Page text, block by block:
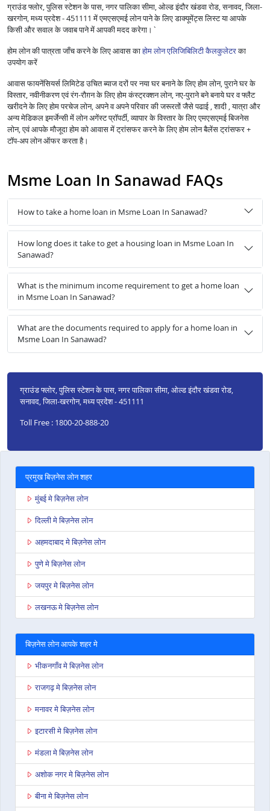
ग्राउंड फ्लोर, पुलिस स्टेशन के पास, नगर पालिका सीमा, ओल्ड इंदौर खंडवा रोड, सनावद, जिला-
खरगोन, मध्य प्रदेश - 451111 में एमएसएमई लोन पाने के लिए डाक्यूमेंट्स लिस्ट या आपके
किसी और सवाल के जवाब पाने में आपकी मदद करेगा।`
होम लोन की पात्रता जाँच करने के लिए आवास काहोम लोन एलिजिबिलिटी कैलकुलेटरका
उपयोग करें
आवास फायनेंसियर्स लिमिटेड उचित ब्याज दरों पर नया घर बनाने के लिए होम लोन, पुराने घर के
विस्तार, नवीनीकरण एवं रंग-रौग़न के लिए होम कंस्ट्रक्शन लोन, नए-पुराने बने बनाये घर व फ्लैट
खरीदने के लिए होम परचेज लोन, अपने व अपने परिवार की जरूरतों जैसे पढाई , शादी , यात्रा और
अन्य मेडिकल इमर्जेन्सी में लोन अगेंस्ट प्रॉपर्टी, व्यापार के विस्तार के लिए एमएसएमई बिजनेस
लोन, एवं आपके मौजूदा होम को आवास में ट्रांसफर करने के लिए होम लोन बैलेंस ट्रांसफर +
टॉप-अप लोन ऑफर करता है।
Msme Loan In Sanawad FAQs
How to take a home loan in Msme Loan In Sanawad?
How long does it take to get a housing loan in Msme Loan In
Sanawad?
What is the minimum income requirement to get a home loan
in Msme Loan In Sanawad?
What are the documents required to apply for a home loan in
Msme Loan In Sanawad?
ग्राउंड फ्लोर, पुलिस स्टेशन के पास, नगर पालिका सीमा, ओल्ड इंदौर खंडवा रोड,
सनावद, जिला-खरगोन, मध्य प्रदेश - 451111
Toll Free : 1800-20-888-20
प्रमुख बिज़नेस लोन शहर
मुंबई मे बिज़नेस लोन
दिल्ली मे बिज़नेस लोन
अहमदाबाद मे बिज़नेस लोन
पुणे मे बिज़नेस लोन
जयपुर मे बिज़नेस लोन
लखनऊ मे बिज़नेस लोन
बिज़नेस लोन आपके शहर मे
भीकनगाँव मे बिज़नेस लोन
राजगढ़ मे बिज़नेस लोन
मनावर मे बिज़नेस लोन
इटारसी मे बिज़नेस लोन
मंडला मे बिज़नेस लोन
अशोक नगर मे बिज़नेस लोन
बीना मे बिज़नेस लोन